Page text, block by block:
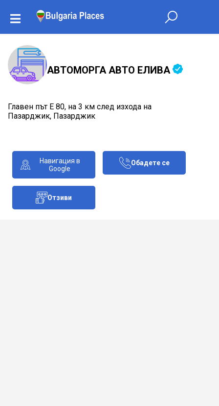
АВТОМОРГА АВТО ЕЛИВА
Главен път Е 80, на 3 км след изхода на
Пазарджик, Пазарджик
Навигация в
Google
Обадете се
Отзиви